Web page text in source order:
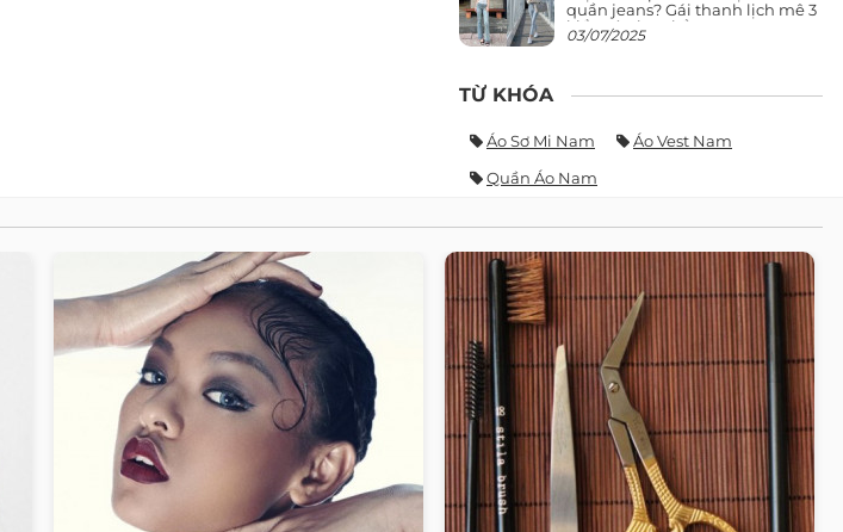
quần jeans? Gái thanh lịch mê 3
kiểu này hơn hẳn
03/07/2025
TỪ KHÓA
Áo Sơ Mi Nam
Áo Vest Nam
Quần Áo Nam